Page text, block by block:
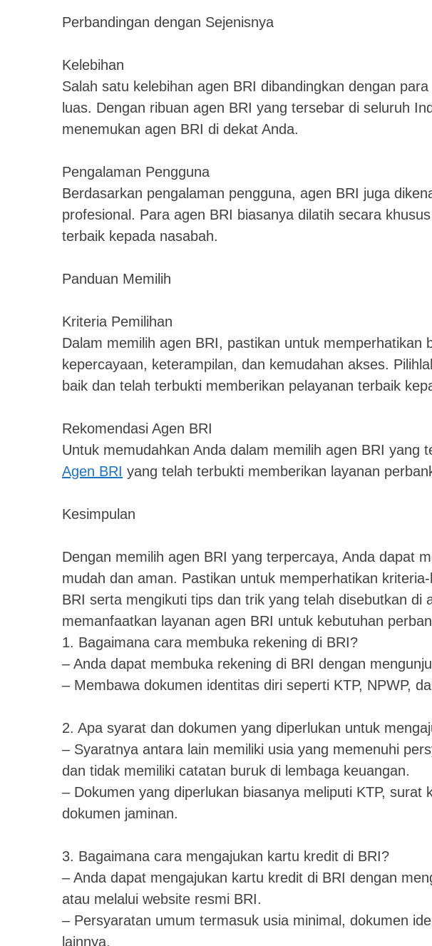
Perbandingan dengan Sejenisnya
Kelebihan
Salah satu kelebihan agen BRI dibandingkan dengan
luas. Dengan ribuan agen BRI yang tersebar di seluruh
menemukan agen BRI di dekat Anda.
Pengalaman Pengguna
Berdasarkan pengalaman pengguna, agen BRI juga
profesional. Para agen BRI biasanya dilatih secara
terbaik kepada nasabah.
Panduan Memilih
Kriteria Pemilihan
Dalam memilih agen BRI, pastikan untuk memperhatikan
kepercayaan, keterampilan, dan kemudahan akses.
baik dan telah terbukti memberikan pelayanan terbaik
Rekomendasi Agen BRI
Untuk memudahkan Anda dalam memilih agen BRI yang
Agen BRI yang telah terbukti memberikan layanan
Kesimpulan
Dengan memilih agen BRI yang terpercaya, Anda dapat
mudah dan aman. Pastikan untuk memperhatikan
BRI serta mengikuti tips dan trik yang telah disebutkan di
memanfaatkan layanan agen BRI untuk kebutuhan
1. Bagaimana cara membuka rekening di BRI?
– Anda dapat membuka rekening di BRI dengan
– Membawa dokumen identitas diri seperti KTP, NPWP,
2. Apa syarat dan dokumen yang diperlukan untuk
– Syaratnya antara lain memiliki usia yang memenuhi
dan tidak memiliki catatan buruk di lembaga keuangan.
– Dokumen yang diperlukan biasanya meliputi KTP, surat
dokumen jaminan.
3. Bagaimana cara mengajukan kartu kredit di BRI?
– Anda dapat mengajukan kartu kredit di BRI dengan
atau melalui website resmi BRI.
– Persyaratan umum termasuk usia minimal, dokumen
lainnya.